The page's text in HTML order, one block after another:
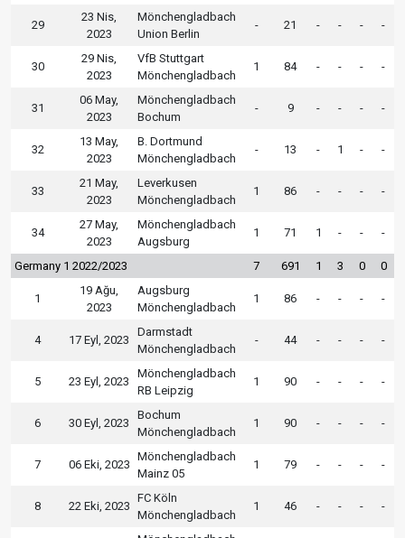
29
23 Nis,
2023
Mönchengladbach
Union Berlin
- 21 - - - -
30
29 Nis,
2023
VfB Stuttgart
Mönchengladbach
1 84 - - - -
31
06 May,
2023
Mönchengladbach
Bochum
- 9 - - - -
32
13 May,
2023
B. Dortmund
Mönchengladbach
- 13 - 1 - -
33
21 May,
2023
Leverkusen
Mönchengladbach
1 86 - - - -
34
27 May,
2023
Mönchengladbach
Augsburg
1 71 1 - - -
Germany 1 2022/2023 7 691 1 3 0 0
1
19 Ağu,
2023
Augsburg
Mönchengladbach
1 86 - - - -
4 17 Eyl, 2023
Darmstadt
Mönchengladbach
- 44 - - - -
5 23 Eyl, 2023
Mönchengladbach
RB Leipzig
1 90 - - - -
6 30 Eyl, 2023
Bochum
Mönchengladbach
1 90 - - - -
7 06 Eki, 2023
Mönchengladbach
Mainz 05
1 79 - - - -
8 22 Eki, 2023
FC Köln
Mönchengladbach
1 46 - - - -